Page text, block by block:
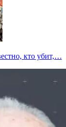
кто убит,…